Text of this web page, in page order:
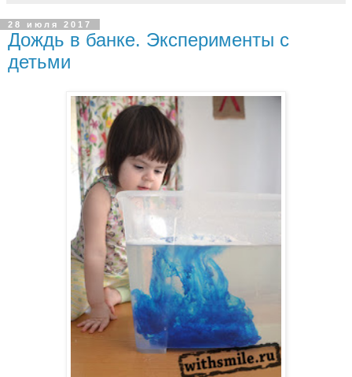
28 июля 2017
Дождь в банке. Эксперименты с
детьми